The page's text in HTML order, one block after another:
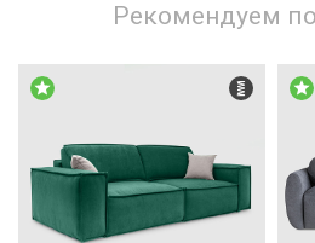
Рекомендуем